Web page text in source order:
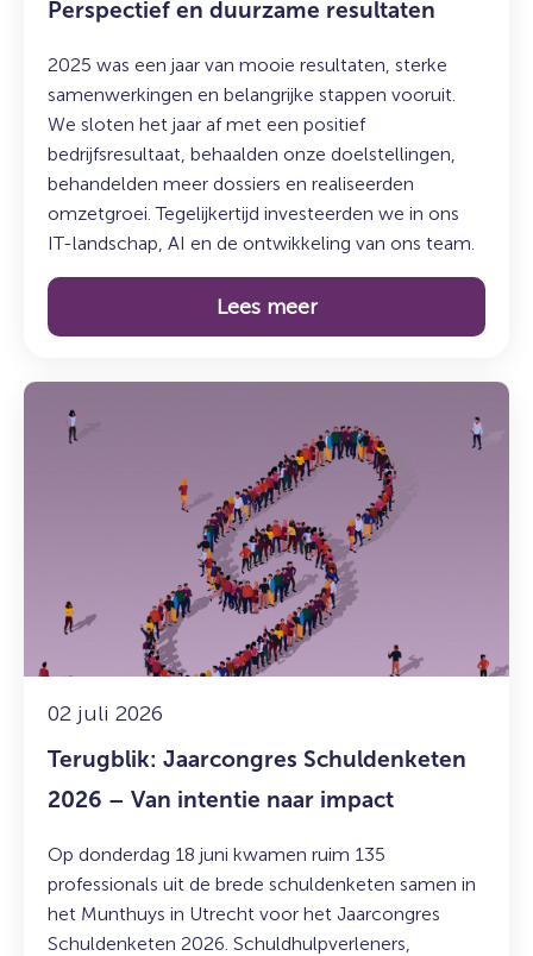
Perspectief en duurzame resultaten
2025 was een jaar van mooie resultaten, sterke
samenwerkingen en belangrijke stappen vooruit.
We sloten het jaar af met een positief
bedrijfsresultaat, behaalden onze doelstellingen,
behandelden meer dossiers en realiseerden
omzetgroei. Tegelijkertijd investeerden we in ons
IT-landschap, AI en de ontwikkeling van ons team.
Lees meer
02 juli 2026
Terugblik: Jaarcongres Schuldenketen
2026 – Van intentie naar impact
Op donderdag 18 juni kwamen ruim 135
professionals uit de brede schuldenketen samen in
het Munthuys in Utrecht voor het Jaarcongres
Schuldenketen 2026. Schuldhulpverleners,
Lees
meer
naar
impact